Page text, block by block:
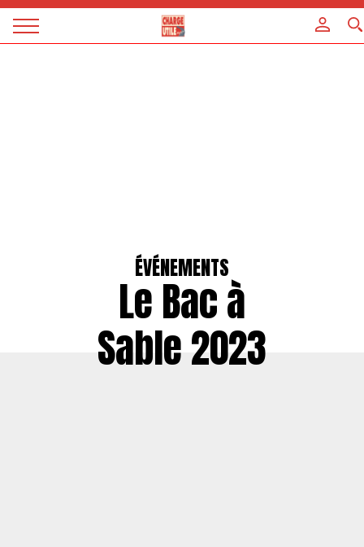
Magazine
ÉVÉNEMENTS
Le Bac à
Sable 2023
Panneau de gestion des cookies